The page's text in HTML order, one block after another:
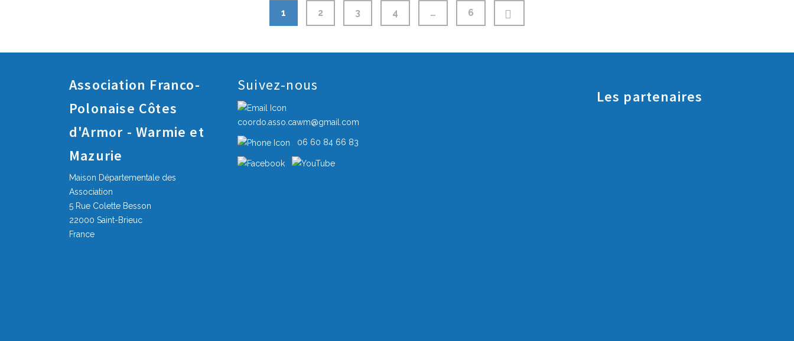
1 2 3 4 … 6
Association Franco-
Polonaise Côtes
d'Armor - Warmie et
Mazurie
Maison Départementale des
Association
5 Rue Colette Besson
22000 Saint-Brieuc
France
Suivez-nous
coordo.asso.cawm@gmail.com
06 60 84 66 83
Les partenaires